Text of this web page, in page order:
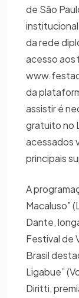
de São
institucional
da rede
acesso aos
da
assistir é
gratuito no
acessados
principais
A
Macaluso”
Dante,
Festival de
Brasil
Ligabue”
Diritti,